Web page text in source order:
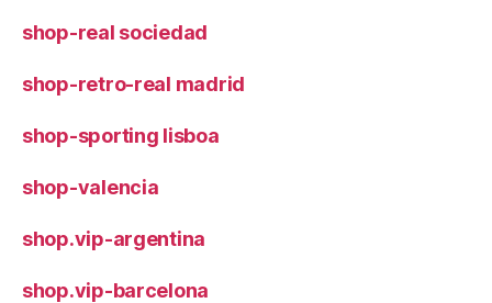
shop-real sociedad
shop-retro-real madrid
shop-sporting lisboa
shop-valencia
shop.vip-argentina
shop.vip-barcelona